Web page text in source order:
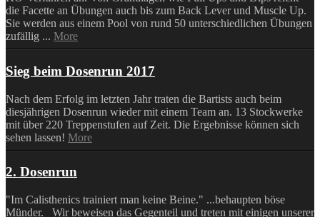
die Facette an Übungen auch bis zum Back Lever und Muscle Up.
Sie werden aus einem Pool von rund 50 unterschiedlichen Übungen
zufällig ... More
Sieg beim Dosenrun 2017
Nach dem Erfolg im letzten Jahr traten die Bartists auch beim
diesjährigen Dosenrun wieder mit einem Team an. 13 Stockwerke
mit über 220 Treppenstufen auf Zeit. Die Ergebnisse können sich
sehen lassen! More
2. Dosenrun
"Im Calisthenics trainiert man keine Beine." ...behaupten böse
Münder. Wir beweisen das Gegenteil und treten mit einigen unserer